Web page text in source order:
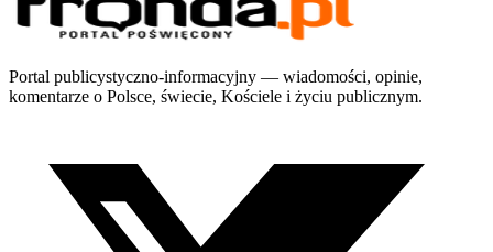
Portal publicystyczno-informacyjny — wiadomości, opinie,
komentarze o Polsce, świecie, Kościele i życiu publicznym.